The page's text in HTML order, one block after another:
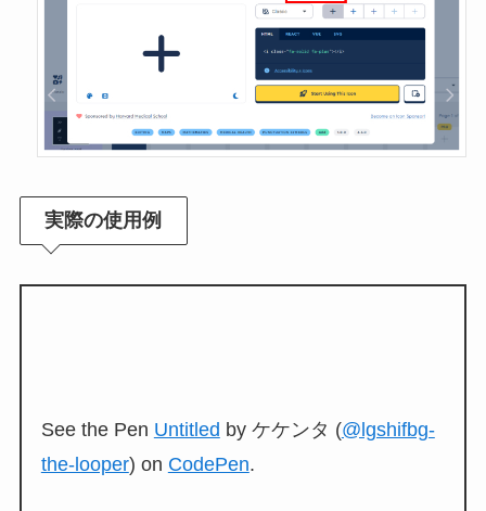
実際の使用例
See the Pen Untitled by ケケンタ (@lgshifbg-
the-looper) on CodePen.